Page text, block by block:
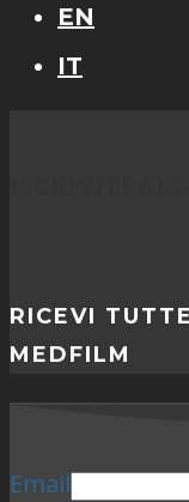
EN
IT
RICEVI
MEDFILM
Email